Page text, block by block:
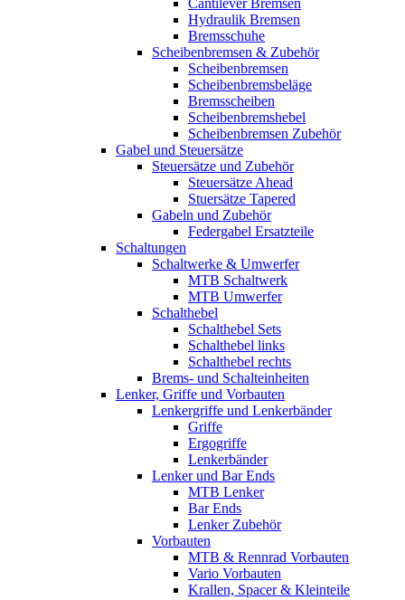
Cantilever Bremsen
Hydraulik Bremsen
Bremsschuhe
Scheibenbremsen & Zubehör
Scheibenbremsen
Scheibenbremsbeläge
Bremsscheiben
Scheibenbremshebel
Scheibenbremsen Zubehör
Gabel und Steuersätze
Steuersätze und Zubehör
Steuersätze Ahead
Stuersätze Tapered
Gabeln und Zubehör
Federgabel Ersatzteile
Schaltungen
Schaltwerke & Umwerfer
MTB Schaltwerk
MTB Umwerfer
Schalthebel
Schalthebel Sets
Schalthebel links
Schalthebel rechts
Brems- und Schalteinheiten
Lenker, Griffe und Vorbauten
Lenkergriffe und Lenkerbänder
Griffe
Ergogriffe
Lenkerbänder
Lenker und Bar Ends
MTB Lenker
Bar Ends
Lenker Zubehör
Vorbauten
MTB & Rennrad Vorbauten
Vario Vorbauten
Krallen, Spacer & Kleinteile